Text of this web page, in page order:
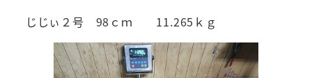
じじぃ２号 98ｃｍ 11.265ｋｇ